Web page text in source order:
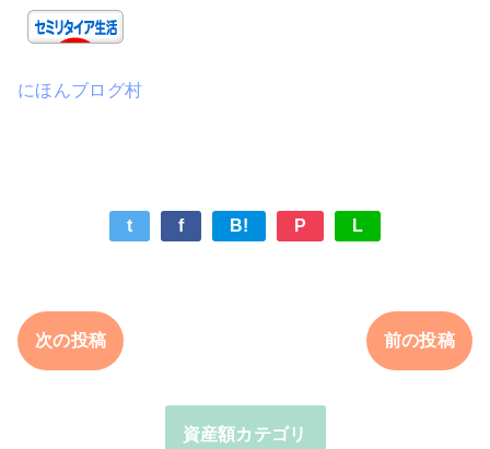
にほんブログ村
t f B! P L
次の投稿 前の投稿
資産額カテゴリ